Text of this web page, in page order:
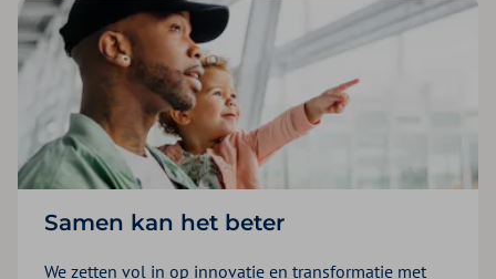
Samen kan het beter
We zetten vol in op innovatie en transformatie met